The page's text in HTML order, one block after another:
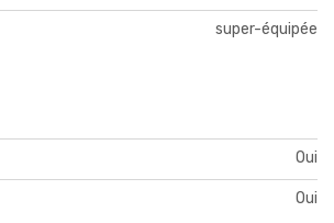
super-équipée
Oui
Oui